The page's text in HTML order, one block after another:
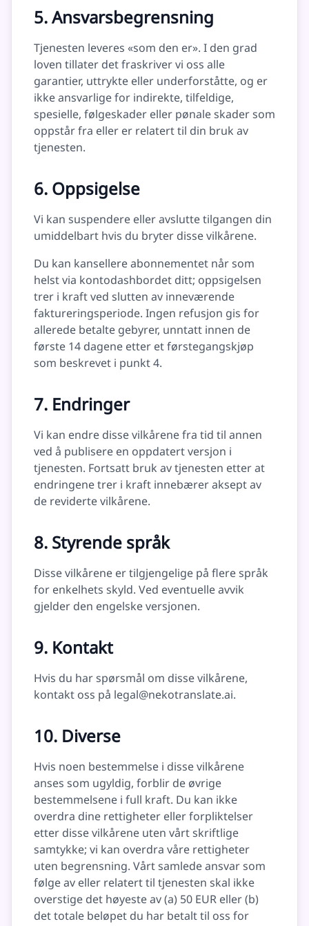
5. Ansvarsbegrensning
Tjenesten leveres «som den er». I den grad
loven tillater det fraskriver vi oss alle
garantier, uttrykte eller underforståtte, og er
ikke ansvarlige for indirekte, tilfeldige,
spesielle, følgeskader eller pønale skader som
oppstår fra eller er relatert til din bruk av
tjenesten.
6. Oppsigelse
Vi kan suspendere eller avslutte tilgangen din
umiddelbart hvis du bryter disse vilkårene.
Du kan kansellere abonnementet når som
helst via kontodashbordet ditt; oppsigelsen
trer i kraft ved slutten av inneværende
faktureringsperiode. Ingen refusjon gis for
allerede betalte gebyrer, unntatt innen de
første 14 dagene etter et førstegangskjøp
som beskrevet i punkt 4.
7. Endringer
Vi kan endre disse vilkårene fra tid til annen
ved å publisere en oppdatert versjon i
tjenesten. Fortsatt bruk av tjenesten etter at
endringene trer i kraft innebærer aksept av
de reviderte vilkårene.
8. Styrende språk
Disse vilkårene er tilgjengelige på flere språk
for enkelhets skyld. Ved eventuelle avvik
gjelder den engelske versjonen.
9. Kontakt
Hvis du har spørsmål om disse vilkårene,
kontakt oss på legal@nekotranslate.ai.
10. Diverse
Hvis noen bestemmelse i disse vilkårene
anses som ugyldig, forblir de øvrige
bestemmelsene i full kraft. Du kan ikke
overdra dine rettigheter eller forpliktelser
etter disse vilkårene uten vårt skriftlige
samtykke; vi kan overdra våre rettigheter
uten begrensning. Vårt samlede ansvar som
følge av eller relatert til tjenesten skal ikke
overstige det høyeste av (a) 50 EUR eller (b)
det totale beløpet du har betalt til oss for